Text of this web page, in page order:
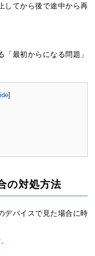
してから後で途中から再
最初からになる問題」
]
の対処方法
デバイスで見た場合に時